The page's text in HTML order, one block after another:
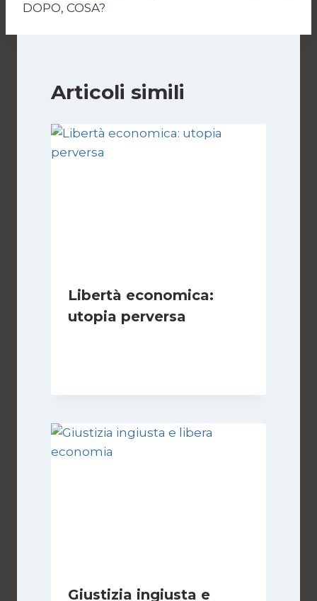
DOPO, COSA?
Articoli simili
Libertà economica:
utopia perversa
Giustizia ingiusta e